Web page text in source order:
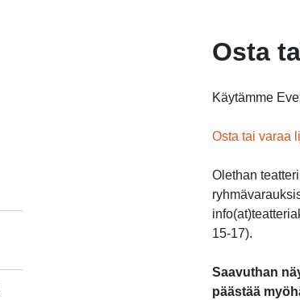
Osta
Käytämme
Osta tai varaa
Olethan
15-17).
Saavuthan
päästää